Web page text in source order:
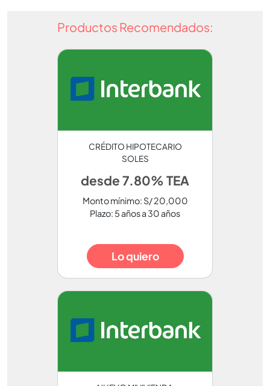
Productos Recomendados:
CRÉDITO HIPOTECARIO
SOLES
desde 7.80% TEA
Monto mínimo: S/ 20,000
Plazo: 5 años a 30 años
Lo quiero